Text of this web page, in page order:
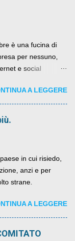
è una fucina di
per nessuno,
e social
scritta nel web.
A LEGGERE
in cui risiedo,
anzi e per
strane.
A LEGGERE